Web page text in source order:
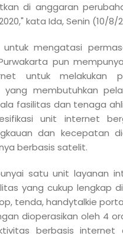
di anggaran
kata Ida, Senin (10/8/
untuk mengatasi
pun
untuk melakukan
yang membutuhkan
fasilitas dan tenaga
unit internet
dan kecepatan
berbasis satelit.
satu unit layanan
yang cukup lengkap
tenda, handytalkie
dioperasikan oleh 4
berbasis internet